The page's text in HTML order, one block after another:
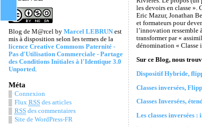
Blog de M@rcelby Marcel LEBRUNest
mis à disposition selon les termes de la
licence Creative Commons Paternité -
Pas d'Utilisation Commerciale - Partage
des Conditions Initiales à l'Identique 3.0
Unported.
Méta
Connexion
Flux RSSdes articles
RSSdes commentaires
Site de WordPress-FR
les devoirs en classe ».
Eric Mazur, Jonathan
et formateurs pour
l’innovation ressemble
transformer par «
dénomination « Classe
Sur ce Blog, nous
Dispositif Hybride,
Classes inversées,
Classes Inversées,
Les classes inversées